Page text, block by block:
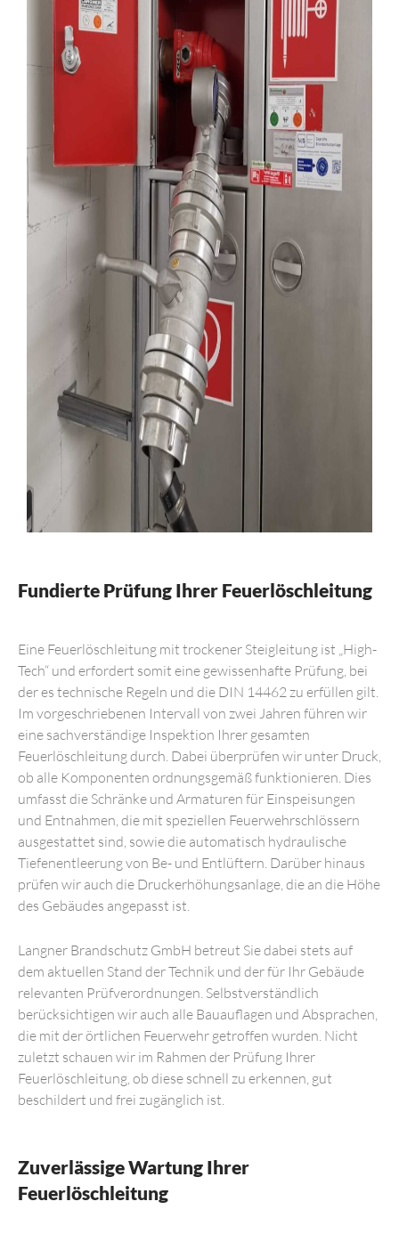
Fundierte Prüfung Ihrer Feuerlöschleitung
Eine Feuerlöschleitung mit trockener Steigleitung ist „High-
Tech“ und erfordert somit eine gewissenhafte Prüfung, bei
der es technische Regeln und die DIN 14462 zu erfüllen gilt.
Im vorgeschriebenen Intervall von zwei Jahren führen wir
eine sachverständige Inspektion Ihrer gesamten
Feuerlöschleitung durch. Dabei überprüfen wir unter Druck,
ob alle Komponenten ordnungsgemäß funktionieren. Dies
umfasst die Schränke und Armaturen für Einspeisungen
und Entnahmen, die mit speziellen Feuerwehrschlössern
ausgestattet sind, sowie die automatisch hydraulische
Tiefenentleerung von Be- und Entlüftern. Darüber hinaus
prüfen wir auch die Druckerhöhungsanlage, die an die Höhe
des Gebäudes angepasst ist.
Langner Brandschutz GmbH betreut Sie dabei stets auf
dem aktuellen Stand der Technik und der für Ihr Gebäude
relevanten Prüfverordnungen. Selbstverständlich
berücksichtigen wir auch alle Bauauflagen und Absprachen,
die mit der örtlichen Feuerwehr getroffen wurden. Nicht
zuletzt schauen wir im Rahmen der Prüfung Ihrer
Feuerlöschleitung, ob diese schnell zu erkennen, gut
beschildert und frei zugänglich ist.
Zuverlässige Wartung Ihrer
Feuerlöschleitung